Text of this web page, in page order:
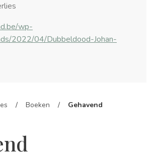
wp-
2022/04/Dubbeldood-Johan-
/ Boeken / Gehavend